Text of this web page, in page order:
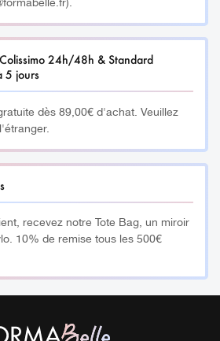
& naturelle
est entièrement fabriqué à la main
montagnes, au cœur des
tube en bambou naturel agit
résonance, amplifiant les vibrations
accordées avec précision et
une qualité sonore
& sérénité
24h/48h & Standard
5 jours
dès 89,00€ d'achat. Veuillez
recevez notre Tote Bag, un miroir
10% de remise tous les 500€